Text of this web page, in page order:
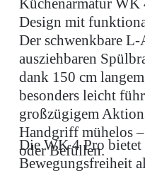
Küchenarmatur WK
Design mit
Der schwenkbare
ausziehbaren
dank 150 cm
besonders leicht
großzügigem
Handgriff mühelos
oder Befüllen.
Die WK 4 Pro
Bewegungsfreiheit